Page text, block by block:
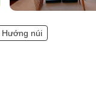
Hướng núi